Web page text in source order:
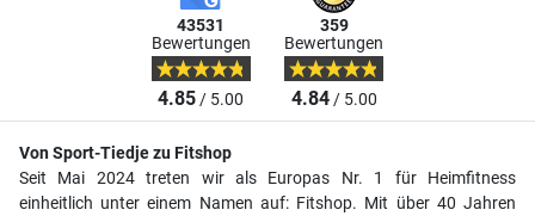
43531
Bewertungen
4.85/ 5.00
359
Bewertungen
4.84/ 5.00
Von Sport-Tiedje zu Fitshop
Seit Mai 2024 treten wir als Europas Nr. 1 für Heimfitness
einheitlich unter einem Namen auf: Fitshop. Mit über 40 Jahren